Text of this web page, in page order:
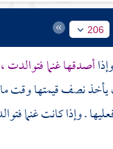
206
أصدقها غنما
يأخذ نصف قيمتها وقت
. وإذا كانت غنما